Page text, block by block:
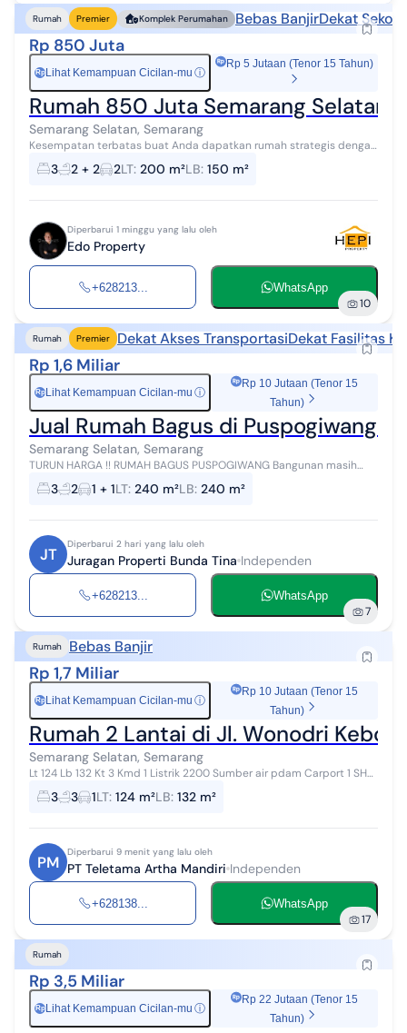
Rumah Premier Komplek Perumahan Bebas BanjirDekat
Rp 850 Juta
Rp Lihat Kemampuan Cicilan-mu ⓘ
Rp 5 Jutaan (Tenor 15 Tahun)
Rumah 850 Juta Semarang Selatan,
Semarang Selatan, Semarang
Kesempatan terbatas buat Anda dapatkan rumah strategis dengan
return investasi tinggi di Semarang Selatan, Semarang. Rumah ini
menawarkan kelengka...
3 2 + 2 2LT: 200 m²LB: 150 m²
Diperbarui 1 minggu yang lalu oleh
Edo Property
+628213... WhatsApp
10
Rumah Premier Dekat Akses TransportasiDekat Fasilitas
Rp 1,6 Miliar
Rp Lihat Kemampuan Cicilan-mu ⓘ
Rp 10 Jutaan (Tenor 15
Tahun)
Jual Rumah Bagus di Puspogiwang
Semarang Selatan, Semarang
TURUN HARGA !! RUMAH BAGUS PUSPOGIWANG Bangunan masih
bagus Luas 240 m2 full bangunan Kamar tidur 3 Kamar mandi 2
Dapur Ruang keluarga Ruang ...
3 2 1 + 1LT: 240 m²LB: 240 m²
JT
Diperbarui 2 hari yang lalu oleh
Juragan Properti Bunda Tina Independen
+628213... WhatsApp
7
Rumah Bebas Banjir
Rp 1,7 Miliar
Rp Lihat Kemampuan Cicilan-mu ⓘ
Rp 10 Jutaan (Tenor 15
Tahun)
Rumah 2 Lantai di Jl. Wonodri
Semarang Selatan, Semarang
Lt 124 Lb 132 Kt 3 Kmd 1 Listrik 2200 Sumber air pdam Carport 1 SHM
3 3 1LT: 124 m²LB: 132 m²
PM
Diperbarui 9 menit yang lalu oleh
PT Teletama Artha Mandiri Independen
+628138... WhatsApp
17
Rumah
Rp 3,5 Miliar
Rp Lihat Kemampuan Cicilan-mu ⓘ
Rp 22 Jutaan (Tenor 15
Tahun)